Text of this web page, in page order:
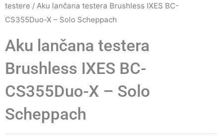
testere / Aku lančana testera Brushless IXES BC-
CS355Duo-X – Solo Scheppach
Aku lančana testera
Brushless IXES BC-
CS355Duo-X – Solo
Scheppach